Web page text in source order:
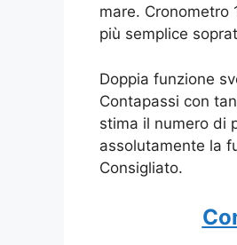
mare. Cronometro
più semplice
Doppia funzione
Contapassi con
stima il numero di
assolutamente la
Consigliato.